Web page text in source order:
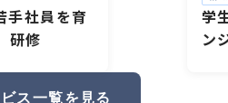
手社員を育
研修
学
ン
ス一覧を見る